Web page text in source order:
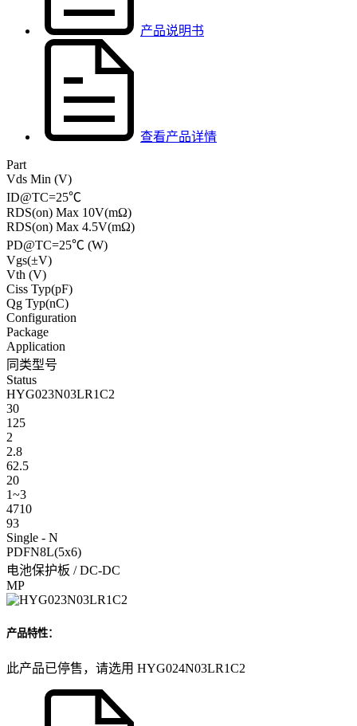
产品说明书
查看产品详情
Part
Vds Min (V)
ID@TC=25℃
RDS(on) Max 10V(mΩ)
RDS(on) Max 4.5V(mΩ)
PD@TC=25℃ (W)
Vgs(±V)
Vth (V)
Ciss Typ(pF)
Qg Typ(nC)
Configuration
Package
Application
同类型号
Status
HYG023N03LR1C2
30
125
2
2.8
62.5
20
1~3
4710
93
Single - N
PDFN8L(5x6)
电池保护板 / DC-DC
MP
产品特性：
此产品已停售，请选用 HYG024N03LR1C2